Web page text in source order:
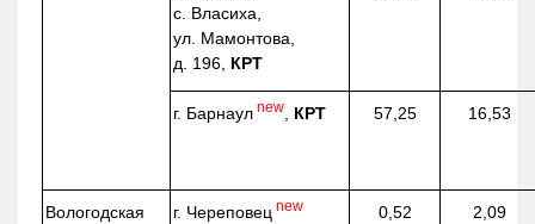
с. Власиха,
ул. Мамонтова,
д. 196, КРТ
г. Барнаул new КРТ 57,25 16,53
Вологодская
г. Череповец new 0,52 2,09